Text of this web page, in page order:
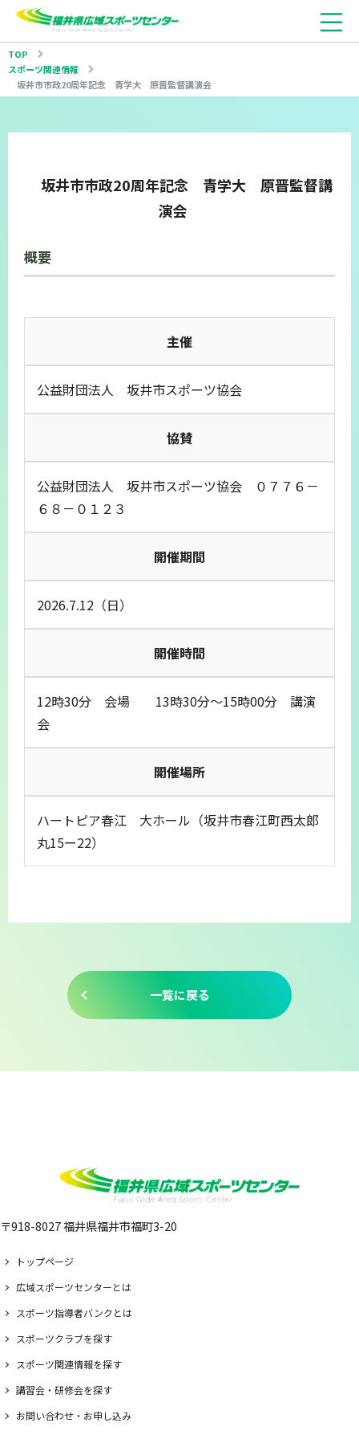
TOP
スポーツ関連情報
坂井市市政20周年記念 青学大 原晋監督講演会
坂井市市政20周年記念 青学大 原晋監督講
演会
概要
主催
公益財団法人 坂井市スポーツ協会
協賛
公益財団法人 坂井市スポーツ協会 ０７７６－
６８－０１２３
開催期間
2026.7.12（日）
開催時間
12時30分 会場 13時30分～15時00分 講演
会
開催場所
ハートピア春江 大ホール（坂井市春江町西太郎
丸15ー22）
一覧に戻る
〒918-8027 福井県福井市福町3-20
トップページ
広域スポーツセンターとは
スポーツ指導者バンクとは
スポーツクラブを探す
スポーツ関連情報を探す
講習会・研修会を探す
お問い合わせ・お申し込み